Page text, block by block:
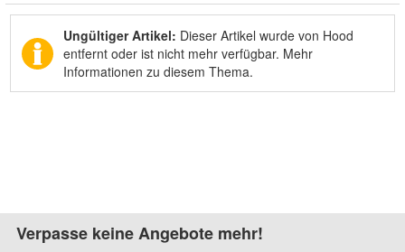
Ungültiger Artikel: Dieser Artikel wurde von Hood
entfernt oder ist nicht mehr verfügbar. Mehr
Informationen zu diesem Thema.
Verpasse keine Angebote mehr!